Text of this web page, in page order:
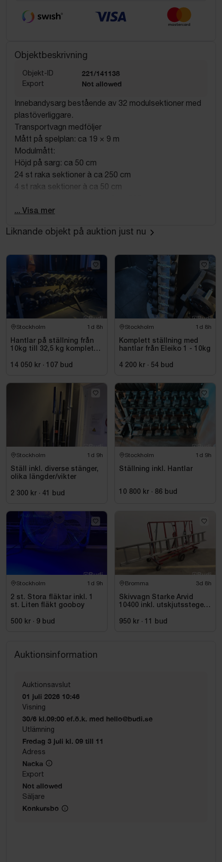
Objektbeskrivning
Objekt-ID 221/141138
Export Not allowed
Innebandysarg bestående av 32 modulsektioner med
plastöverliggare.
Transportvagn medföljer
Mått på spelplan: ca 19 × 9 m
Modulmått:
Höjd på sarg: ca 50 cm
24 st raka sektioner à ca 250 cm
4 st raka sektioner à ca 50 cm
13 st. innebandyklubbor ingår.
... Visa mer
Liknande objekt på auktion just nu
Stockholm 1d 8h
Hantlar på ställning från
10kg till 32,5 kg komplett
14 050 kr · 107 bud
Stockholm 1d 8h
Komplett ställning med
hantlar från Eleiko 1 - 10kg
4 200 kr · 54 bud
Stockholm 1d 9h
Ställ inkl. diverse stänger,
olika längder/vikter
2 300 kr · 41 bud
Stockholm 1d 9h
Ställning inkl. Hantlar
10 800 kr · 86 bud
Stockholm 1d 9h
2 st. Stora fläktar inkl. 1
st. Liten fläkt gooboy
500 kr · 9 bud
Bromma 3d 8h
Skivvagn Starke Arvid
10400 inkl. utskjutsstege
950 kr · 11 bud
Auktionsinformation
Auktionsavslut
01 juli 2026 10:46
Visning
30/6 kl.09:00 ef.ö.k. med hello@budi.se
Utlämning
Fredag 3 juli kl. 09 till 11
Adress
Nacka
Export
Not allowed
Säljare
Konkursbo